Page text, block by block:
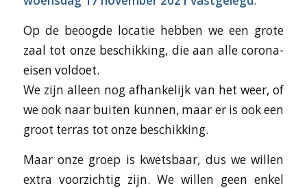
Op de beoogde locatie hebben we een grote
zaal tot onze beschikking, die aan alle corona-
eisen voldoet.
We zijn alleen nog afhankelijk van het weer, of
we ook naar buiten kunnen, maar er is ook een
groot terras tot onze beschikking.
Maar onze groep is kwetsbaar, dus we willen
extra voorzichtig zijn. We willen geen enkel